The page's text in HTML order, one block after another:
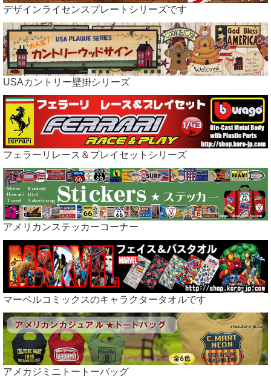
デザインライセンスプレートシリーズです
USAカントリー壁掛シリーズ
フェラーリレース＆プレイセットシリーズ
アメリカンステッカーコーナー
マーベルコミックスのキャラクタータオルです
アメカジミニトートーバッグ